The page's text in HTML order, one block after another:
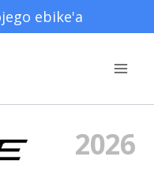
ebike'a
2026